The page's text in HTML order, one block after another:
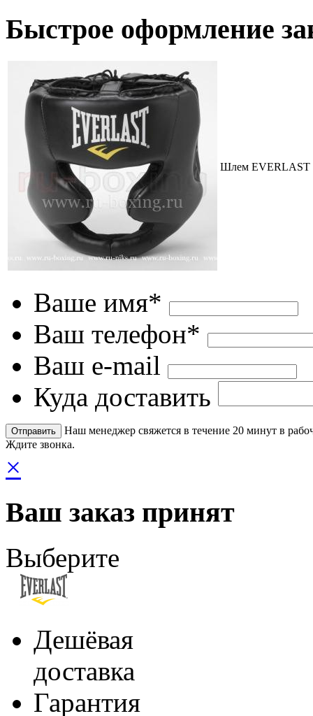
Быстрое оформление
Шлем EVERLAST
Ваше имя*
Ваш телефон*
Ваш e-mail
Куда доставить
Наш менеджер свяжется в течение 20 минут в
Ждите звонка.
×
Ваш заказ принят
Выберите
Дешёвая
доставка
Гарантия